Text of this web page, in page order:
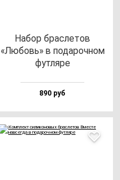
Набор брас­ле­тов
«Любовь» в по­да­роч­ном
фут­ля­ре
890 руб